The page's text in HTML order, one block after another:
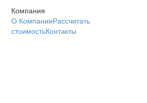
Компания
О КомпанииРассчитать
стоимостьКонтакты